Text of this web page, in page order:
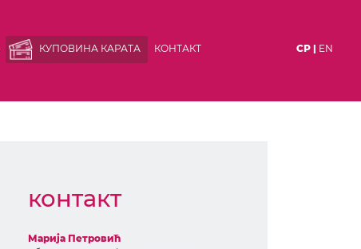
КУПОВИНА КАРАТА КОНТАКТ СР | EN
контакт
Марија Петровић